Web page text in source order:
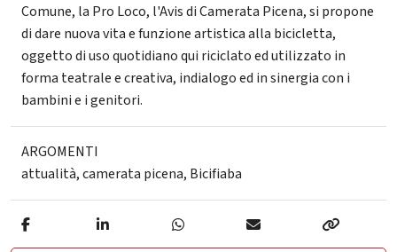
Comune, la Pro Loco, l'Avis di Camerata Picena, si propone
di dare nuova vita e funzione artistica alla bicicletta,
oggetto di uso quotidiano qui riciclato ed utilizzato in
forma teatrale e creativa, indialogo ed in sinergia con i
bambini e i genitori.
ARGOMENTI
attualità,camerata picena, Bicifiaba